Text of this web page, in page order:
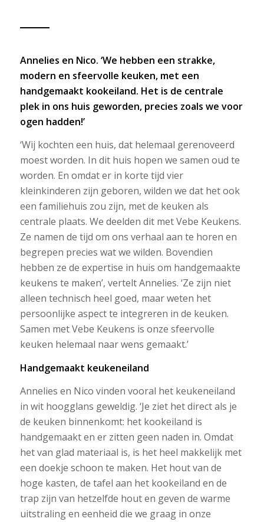
Annelies en Nico. ‘We hebben een strakke,
modern en sfeervolle keuken, met een
handgemaakt kookeiland. Het is de centrale
plek in ons huis geworden, precies zoals we voor
ogen hadden!’
‘Wij kochten een huis, dat helemaal gerenoveerd
moest worden. In dit huis hopen we samen oud te
worden. En omdat er in korte tijd vier
kleinkinderen zijn geboren, wilden we dat het ook
een familiehuis zou zijn, met de keuken als
centrale plaats. We deelden dit met Vebe Keukens.
Ze namen de tijd om ons verhaal aan te horen en
begrepen precies wat we wilden. Bovendien
hebben ze de expertise in huis om handgemaakte
keukens te maken’, vertelt Annelies. ‘Ze zijn niet
alleen technisch heel goed, maar weten het
persoonlijke aspect te integreren in de keuken.
Samen met Vebe Keukens is onze sfeervolle
keuken helemaal naar wens gemaakt.’
Handgemaakt keukeneiland
Annelies en Nico vinden vooral het keukeneiland
in wit hoogglans geweldig. ‘Je ziet het direct als je
de keuken binnenkomt: het kookeiland is
handgemaakt en er zitten geen naden in. Omdat
het van glad materiaal is, is het heel makkelijk met
een doekje schoon te maken. Het hout van de
hoge kasten, de tafel aan het kookeiland en de
trap zijn van hetzelfde hout en geven de warme
uitstraling en eenheid die we graag in onze